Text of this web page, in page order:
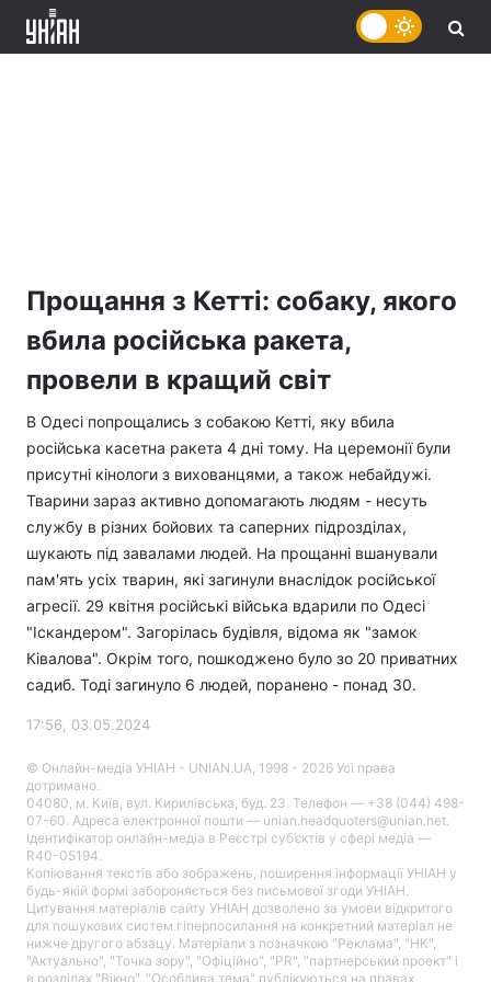
Прощання з Кетті: собаку, якого
вбила російська ракета,
провели в кращий світ
В Одесі попрощались з собакою Кетті, яку вбила
російська касетна ракета 4 дні тому. На церемонії були
присутні кінологи з вихованцями, а також небайдужі.
Тварини зараз активно допомагають людям - несуть
службу в різних бойових та саперних підрозділах,
шукають під завалами людей. На прощанні вшанували
пам'ять усіх тварин, які загинули внаслідок російської
агресії. 29 квітня російські війська вдарили по Одесі
"Іскандером". Загорілась будівля, відома як "замок
Ківалова". Окрім того, пошкоджено було зо 20 приватних
садиб. Тоді загинуло 6 людей, поранено - понад 30.
17:56, 03.05.2024
© Онлайн-медіа УНІАН - UNIAN.UA, 1998 - 2026 Усі права
дотримано.
04080, м. Київ, вул. Кирилівська, буд. 23. Телефон — +38 (044) 498-
07-60. Адреса електронної пошти — unian.headquoters@unian.net.
Ідентифікатор онлайн-медіа в Реєстрі суб’єктів у сфері медіа —
R40-05194.
Копіювання текстів або зображень, поширення інформації УНІАН у
будь-якій формі забороняється без письмової згоди УНІАН.
Цитування матеріалів сайту УНІАН дозволено за умови відкритого
для пошукових систем гіперпосилання на конкретний матеріал не
нижче другого абзацу. Матеріали з позначкою "Реклама", "НК",
"Актуально", "Точка зору", "Офіційно", "PR", "партнерський проект" і
в розділах "Вікно", "Особлива тема" публікуються на правах